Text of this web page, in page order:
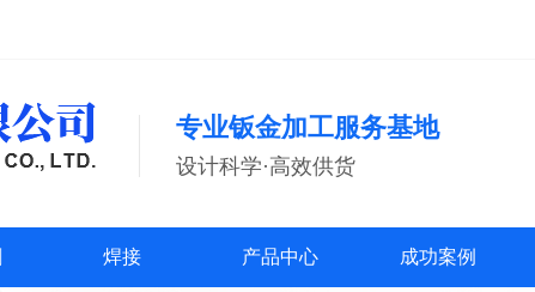
专业钣金加工服务基地
设计科学·高效供货
焊接 产品中心 成功案例